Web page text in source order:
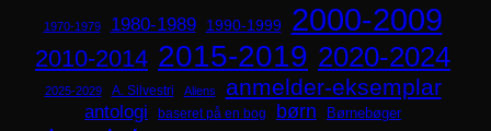
1970-1979 1980-1989 1990-1999 2000-2009
2010-2014 2015-2019 2020-2024
2025-2029 A. Silvestri Aliens anmelder-eksemplar
antologi baseret på en bog børn Børnebøger